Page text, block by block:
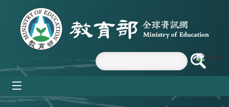
跳到主要內容區塊
:::